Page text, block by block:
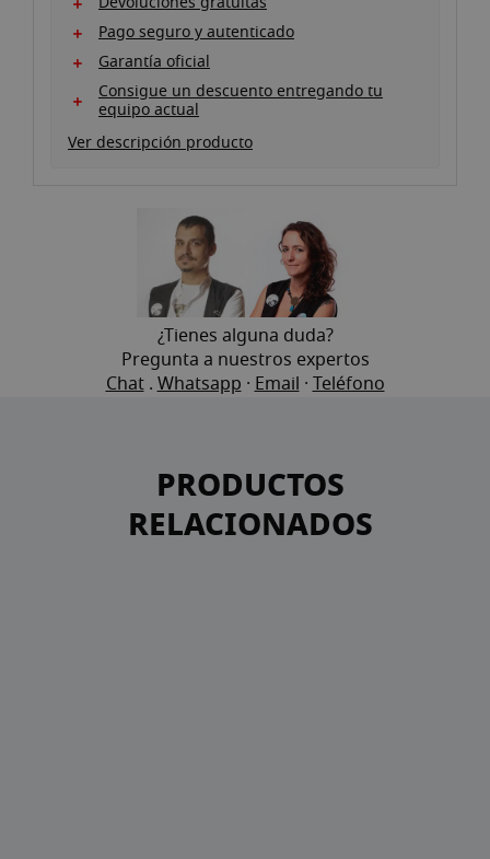
Pago seguro y autenticado
Garantía oficial
Consigue un descuento entregando tu
equipo actual
Ver descripción producto
¿Tienes alguna duda?
Pregunta a nuestros expertos
Chat.Whatsapp ·Email ·Teléfono
PRODUCTOS
RELACIONADOS